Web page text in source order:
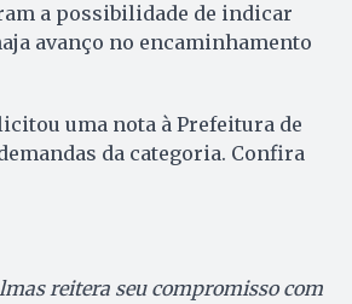
a possibilidade de indicar
avanço no encaminhamento
uma nota à Prefeitura de
da categoria. Confira
reitera seu compromisso com